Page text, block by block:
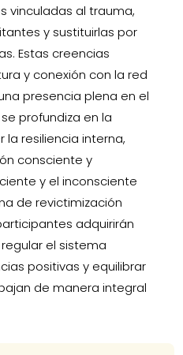
vinculadas al trauma,
y sustituirlas por
Estas creencias
y conexión con la red
presencia plena en el
profundiza en la
resiliencia interna,
consciente y
y el inconsciente
de revictimización
adquirirán
el sistema
positivas y equilibrar
de manera integral